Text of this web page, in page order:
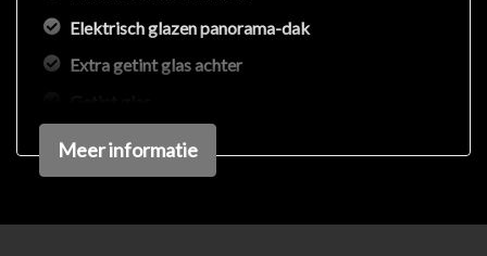
Elektrisch glazen panorama-dak
Extra getint glas achter
Glazen schuifdak
Keyless entry
Meer informatie